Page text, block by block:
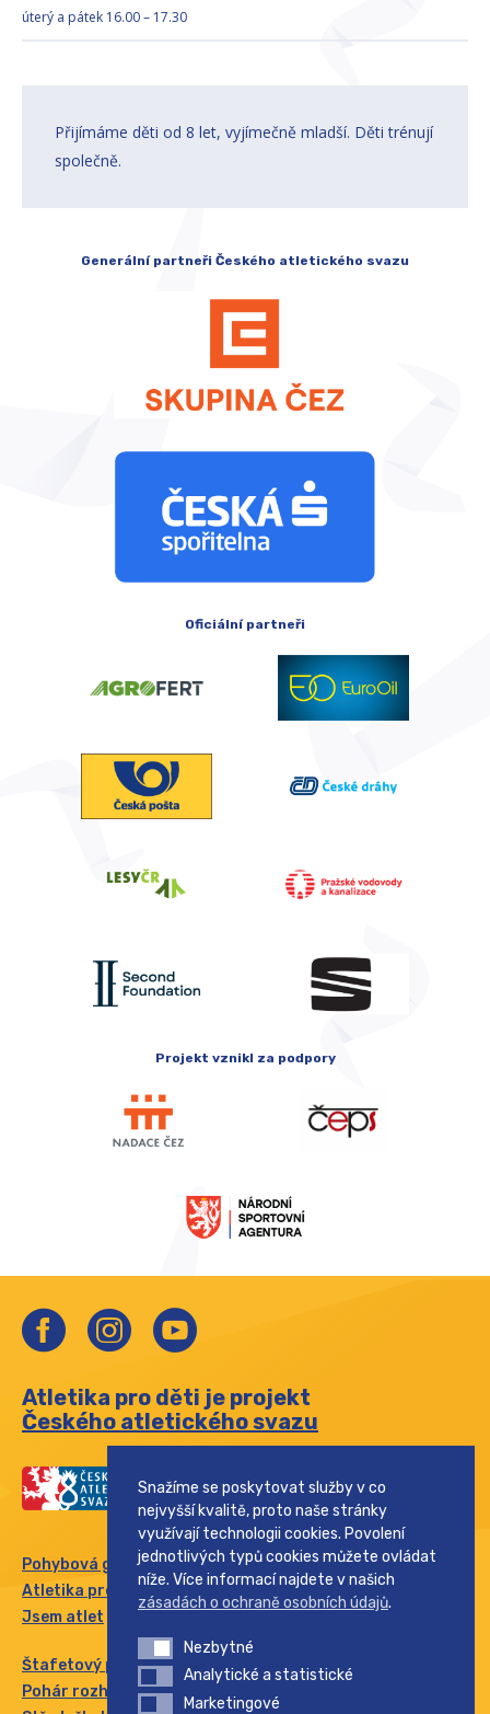
úterý a pátek 16.00 – 17.30
Přijímáme děti od 8 let, vyjímečně mladší. Děti trénují
společně.
Generální partneři Českého atletického svazu
Oficiální partneři
Projekt vznikl za podpory
Atletika pro děti je projekt
Českého atletického svazu
Pohybová gramotnost
Atletika pro rodinu
Jsem atlet
Štafetový pohár
Pohár rozhlasu
Snažíme se poskytovat služby v co
nejvyšší kvalitě, proto naše stránky
využívají technologii cookies. Povolení
jednotlivých typů cookies můžete ovládat
níže. Více informací najdete v našich
zásadách o ochraně osobních údajů.
NezbytnéNezbytné
Analytické a statistické
Analytické a statistické
Marketingové